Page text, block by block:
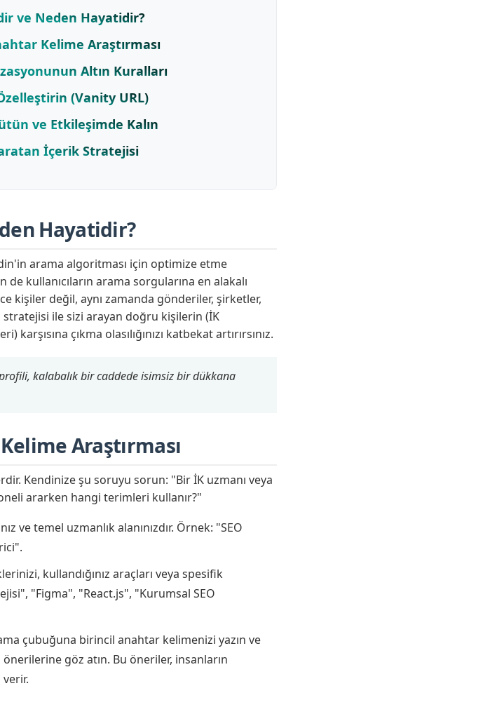
ve Neden Hayatidir?
Kelime Araştırması
Altın Kuralları
(Vanity URL)
ve Etkileşimde Kalın
İçerik Stratejisi
Hayatidir?
arama algoritması için optimize etme
kullanıcıların arama sorgularına en alakalı
kişiler değil, aynı zamanda gönderiler, şirketler,
ile sizi arayan doğru kişilerin (İK
çıkma olasılığınızı katbekat artırırsınız.
kalabalık bir caddede isimsiz bir dükkana
Araştırması
Kendinize şu soruyu sorun: "Bir İK uzmanı veya
ararken hangi terimleri kullanır?"
ve temel uzmanlık alanınızdır. Örnek: "SEO
kullandığınız araçları veya spesifik
"Figma", "React.js", "Kurumsal SEO
çubuğuna birincil anahtar kelimenizi yazın ve
göz atın. Bu öneriler, insanların